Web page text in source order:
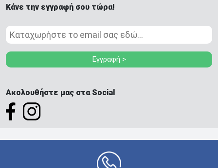
Κάνε την εγγραφή σου τώρα!
Εγγραφή >
Ακολουθήστε μας στα Social